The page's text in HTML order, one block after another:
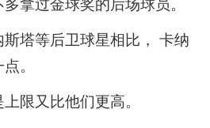
拿过金球奖的后场球员。
塔等后卫球星相比， 卡纳
。
限又比他们更高。